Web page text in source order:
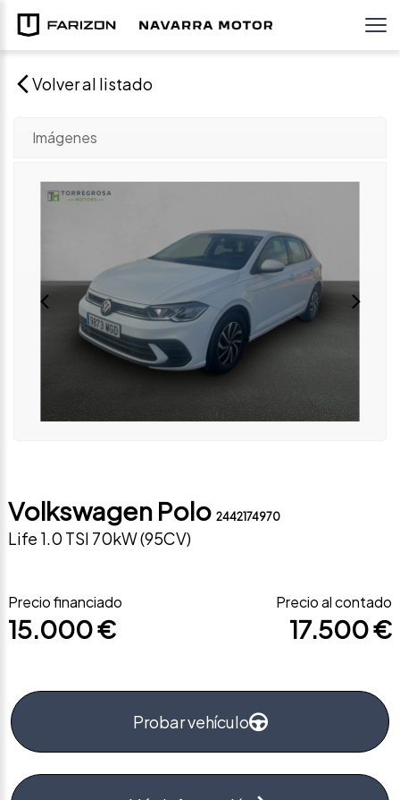
Volver al listado
Imágenes
Volkswagen Polo 2442174970
Life 1.0 TSI 70kW (95CV)
Precio financiado
15.000 €
Precio al contado
17.500 €
Probar vehículo